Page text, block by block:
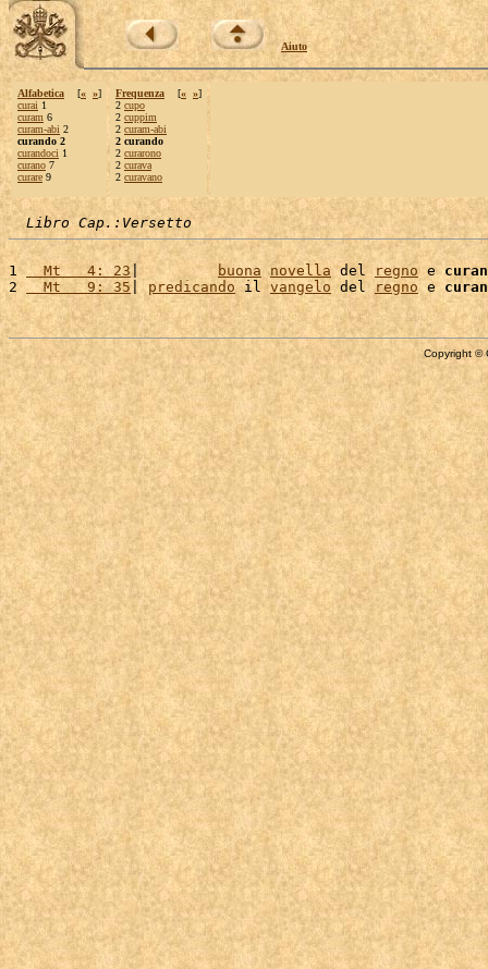
Aiuto
Alfabetica [« »]
curai 1
curam 6
curam-abi 2
curando 2
curandoci 1
curano 7
curare 9
Frequenza [« »]
2 cupo
2 cuppim
2 curam-abi
2 curando
2 curarono
2 curava
2 curavano
Libro Cap.:Versetto
1
  Mt   4: 23
| buona novella del regno e
2
  Mt   9: 35
predicando il vangelo del regno e
Copyright ©